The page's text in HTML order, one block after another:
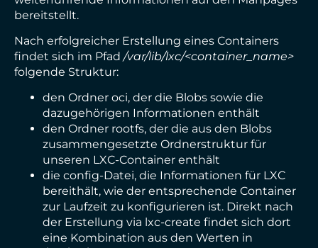
bereitstellt.
Nach erfolgreicher Erstellung eines Containers
findet sich im Pfad/var/lib/lxc/<container_name>
folgende Struktur:
den Ordner oci, der die Blobs sowie die
dazugehörigen Informationen enthält
den Ordner rootfs, der die aus den Blobs
zusammengesetzte Ordnerstruktur für
unseren LXC-Container enthält
die config-Datei, die Informationen für LXC
bereithält, wie der entsprechende Container
zur Laufzeit zu konfigurieren ist. Direkt nach
der Erstellung via lxc-create findet sich dort
eine Kombination aus den Werten in